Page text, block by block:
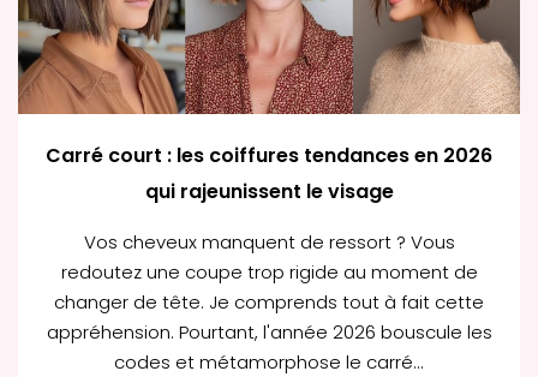
Carré court : les coiffures tendances en 2026
qui rajeunissent le visage
Vos cheveux manquent de ressort ? Vous
redoutez une coupe trop rigide au moment de
changer de tête. Je comprends tout à fait cette
appréhension. Pourtant, l'année 2026 bouscule les
codes et métamorphose le carré...